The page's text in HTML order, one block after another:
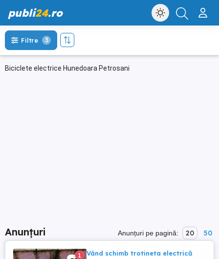
publi24.ro
Biciclete electrice Hunedoara Petrosani
Filtre 3
Anunțuri Anunțuri pe pagină: 20 50
1
Vând schimb trotineta electrică